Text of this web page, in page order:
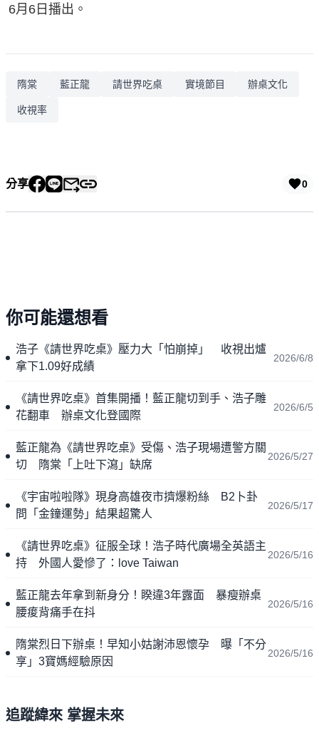
6月6日播出。
隋棠 藍正龍 請世界吃桌 實境節目 辦桌文化
收視率
分享 0
你可能還想看
浩子《請世界吃桌》壓力大「怕崩掉」 收視出爐
拿下1.09好成績
2026/6/8
《請世界吃桌》首集開播！藍正龍切到手、浩子雕
花翻車 辦桌文化登國際
2026/6/5
藍正龍為《請世界吃桌》受傷、浩子現場遭警方關
切 隋棠「上吐下瀉」缺席
2026/5/27
《宇宙啦啦隊》現身高雄夜市擠爆粉絲 B2卜卦
問「金鐘運勢」結果超驚人
2026/5/17
《請世界吃桌》征服全球！浩子時代廣場全英語主
持 外國人愛慘了：love Taiwan
2026/5/16
藍正龍去年拿到新身分！睽違3年露面 暴瘦辦桌
腰痠背痛手在抖
2026/5/16
隋棠烈日下辦桌！早知小姑謝沛恩懷孕 曝「不分
享」3寶媽經驗原因
2026/5/16
追蹤緯來 掌握未來